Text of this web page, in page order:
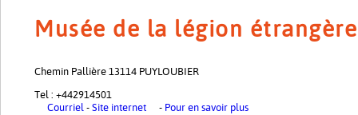
Musée de la légion étrangère
Chemin Pallière 13114 PUYLOUBIER
Tel : +442914501
Courriel -Site internet - Pour en savoir plus